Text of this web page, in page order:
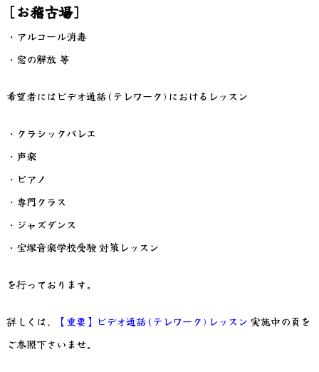
[お稽古場]
・アルコール消毒
・窓の解放 等
希望者にはビデオ通話(テレワーク)におけるレッスン
・クラシックバレエ
・声楽
・ピアノ
・専門クラス
・ジャズダンス
・宝塚音楽学校受験 対策レッスン
を行っております。
詳しくは、 【重要】ビデオ通話(テレワーク)レッスン 実施中の頁を
ご参照下さいませ。